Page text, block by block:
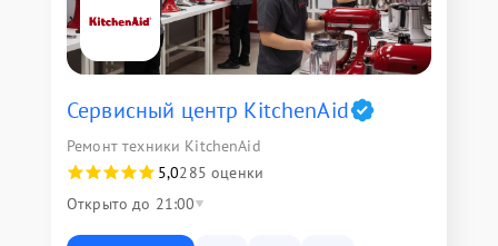
Сервисный центр KitchenAid
Ремонт техники KitchenAid
5,0285 оценки
Открыто до 21:00